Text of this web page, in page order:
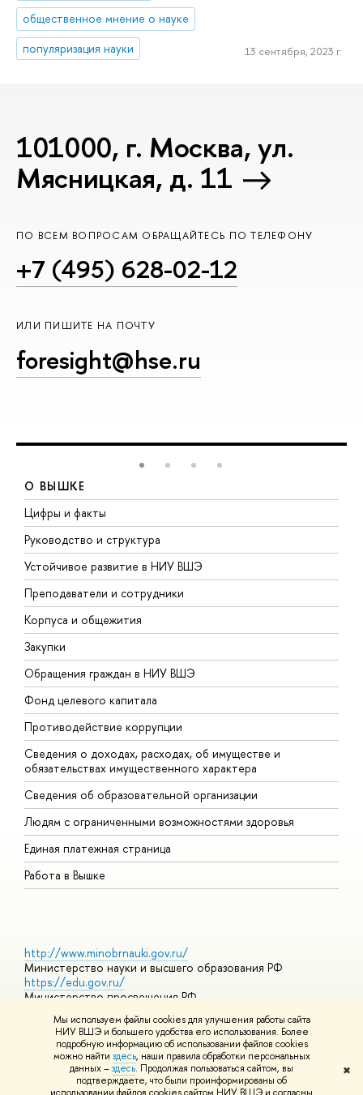
Мы используем файлы cookies для улучшения работы сайта
НИУ ВШЭ и большего удобства его использования. Более
подробную информацию об использовании файлов cookies
можно найти здесь, наши правила обработки персональных
данных –здесь. Продолжая пользоваться сайтом, вы
подтверждаете, что были проинформированы об
✖
общественное мнение о науке
популяризация науки
13 сентября, 2023 г.
101000, г. Москва, ул.
Мясницкая, д. 11
ПО ВСЕМ ВОПРОСАМ ОБРАЩАЙТЕСЬ ПО ТЕЛЕФОНУ
+7 (495) 628-02-12
ИЛИ ПИШИТЕ НА ПОЧТУ
foresight@hse.ru
О ВЫШКЕ
Цифры и факты
Руководство и структура
Устойчивое развитие в НИУ ВШЭ
Преподаватели и сотрудники
Корпуса и общежития
Закупки
Обращения граждан в НИУ ВШЭ
Фонд целевого капитала
Противодействие коррупции
Сведения о доходах, расходах, об имуществе и
обязательствах имущественного характера
Сведения об образовательной организации
Людям с ограниченными возможностями здоровья
Единая платежная страница
Работа в Вышке
http://www.minobrnauki.gov.ru/
Министерство науки и высшего образования РФ
https://edu.gov.ru/
Министерство просвещения РФ
Массовые открытые онлайн-курсы
© НИУ ВШЭ 1993–2026 Адреса и контактыУсловия
использования материалов Политика конфиденциальности